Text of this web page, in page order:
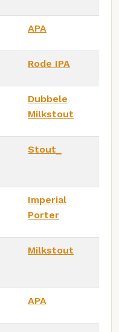
APA
Rode IPA
Dubbele
Milkstout
Stout_
Imperial
Porter
Milkstout
APA